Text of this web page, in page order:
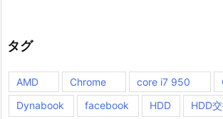
タグ
AMD Chrome core i7 950
Dynabook
facebook HDD HDD